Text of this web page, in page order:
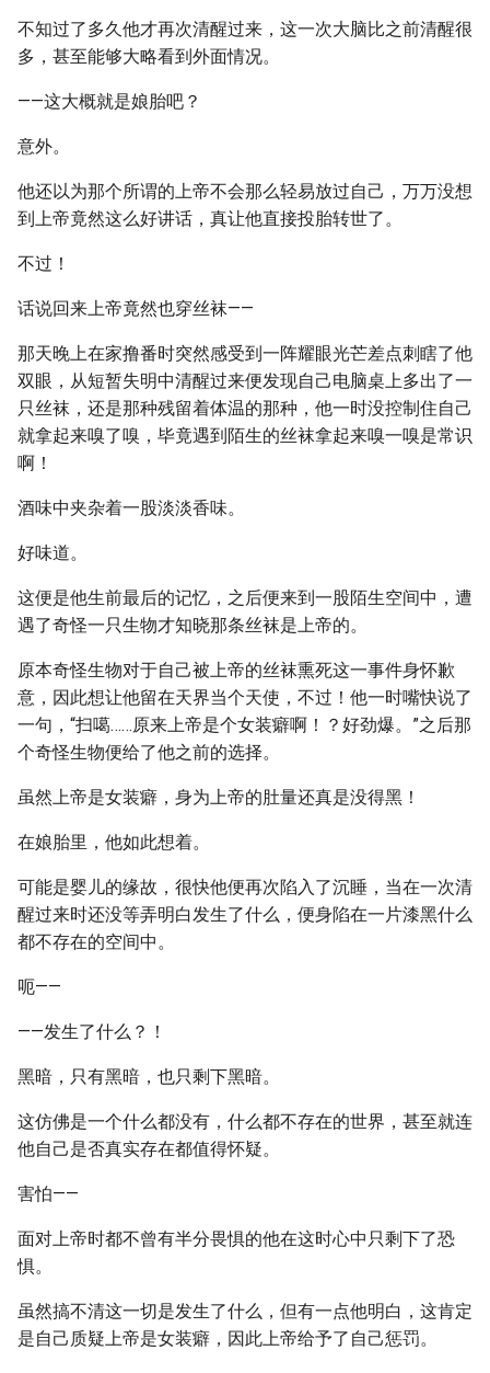
不知过了多久他才再次清醒过来，这一次大脑比之前清醒很
多，甚至能够大略看到外面情况。
——这大概就是娘胎吧？
意外。
他还以为那个所谓的上帝不会那么轻易放过自己，万万没想
到上帝竟然这么好讲话，真让他直接投胎转世了。
不过！
话说回来上帝竟然也穿丝袜——
那天晚上在家撸番时突然感受到一阵耀眼光芒差点刺瞎了他
双眼，从短暂失明中清醒过来便发现自己电脑桌上多出了一
只丝袜，还是那种残留着体温的那种，他一时没控制住自己
就拿起来嗅了嗅，毕竟遇到陌生的丝袜拿起来嗅一嗅是常识
啊！
酒味中夹杂着一股淡淡香味。
好味道。
这便是他生前最后的记忆，之后便来到一股陌生空间中，遭
遇了奇怪一只生物才知晓那条丝袜是上帝的。
原本奇怪生物对于自己被上帝的丝袜熏死这一事件身怀歉
意，因此想让他留在天界当个天使，不过！他一时嘴快说了
一句，“扫噶……原来上帝是个女装癖啊！？好劲爆。”之后那
个奇怪生物便给了他之前的选择。
虽然上帝是女装癖，身为上帝的肚量还真是没得黑！
在娘胎里，他如此想着。
可能是婴儿的缘故，很快他便再次陷入了沉睡，当在一次清
醒过来时还没等弄明白发生了什么，便身陷在一片漆黑什么
都不存在的空间中。
呃——
——发生了什么？！
黑暗，只有黑暗，也只剩下黑暗。
这仿佛是一个什么都没有，什么都不存在的世界，甚至就连
他自己是否真实存在都值得怀疑。
害怕——
面对上帝时都不曾有半分畏惧的他在这时心中只剩下了恐
惧。
虽然搞不清这一切是发生了什么，但有一点他明白，这肯定
是自己质疑上帝是女装癖，因此上帝给予了自己惩罚。